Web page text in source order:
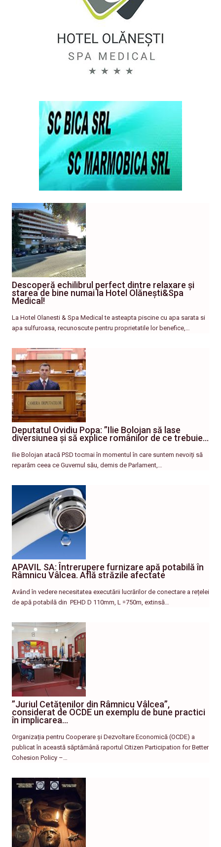
Descoperă echilibrul perfect dintre relaxare și
starea de bine numai la Hotel Olănești&Spa
Medical!
La Hotel Olanesti & Spa Medical te asteapta piscine cu apa sarata si
apa sulfuroasa, recunoscute pentru proprietatile lor benefice,…
Deputatul Ovidiu Popa: ”Ilie Bolojan să lase
diversiunea și să explice românilor de ce trebuie…
Ilie Bolojan atacă PSD tocmai în momentul în care suntem nevoiți să
reparăm ceea ce Guvernul său, demis de Parlament,…
APAVIL SA: Întrerupere furnizare apă potabilă în
Râmnicu Vâlcea. Află străzile afectate
Având în vedere necesitatea executării lucrărilor de conectare a rețelei
de apă potabilă din PEHD D 110mm, L =750m, extinsă…
”Juriul Cetățenilor din Râmnicu Vâlcea”,
considerat de OCDE un exemplu de bune practici
în implicarea…
Organizația pentru Cooperare și Dezvoltare Economică (OCDE) a
publicat în această săptămână raportul Citizen Participation for Better
Cohesion Policy –…